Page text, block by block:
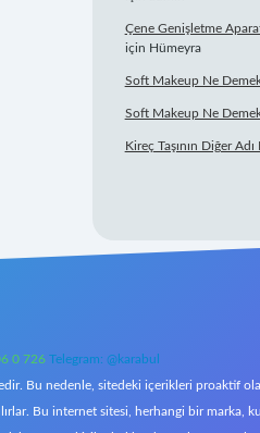
Çene Genişletme
için Hümeyra
Soft Makeup Ne
Soft Makeup Ne
Kireç Taşının Diğer Adı
0 726 Telegram: @karabul
Bu nedenle, sitedeki içerikleri proaktif
Bu internet sitesi, herhangi bir marka,